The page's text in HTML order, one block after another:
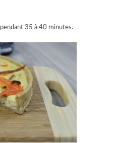
35 à 40 minutes.